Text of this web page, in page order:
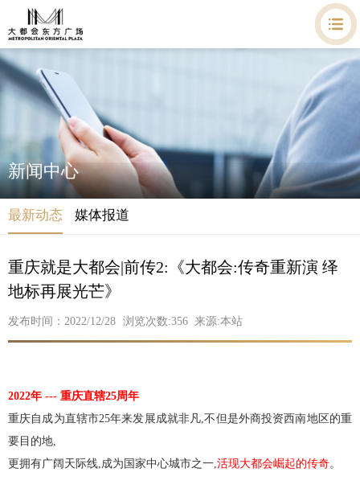
新闻中心
最新动态 媒体报道
重庆就是大都会|前传2:《大都会:传奇重新演 绎
地标再展光芒》
发布时间：2022/12/28 浏览次数:356 来源:本站
2022年 ---重庆直辖25周年
重庆自成为直辖市25年来发展成就非凡 ,不但是外商投资西南地区的重
要目的地
更拥有广阔天际线 成为国家中心城市之一 ,活现大都会崛起的传奇。